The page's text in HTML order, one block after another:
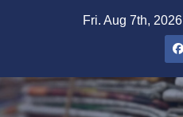
Fri. Aug 7th, 2026